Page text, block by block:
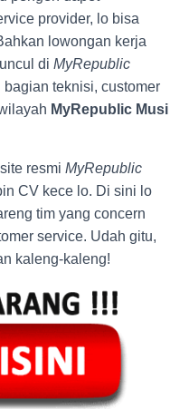
provider, lo bisa
lowongan kerja
di MyRepublic
teknisi, customer
MyRepublic Musi
resmi MyRepublic
CV kece lo. Di sini lo
tim yang concern
service. Udah gitu,
kaleng-kaleng!